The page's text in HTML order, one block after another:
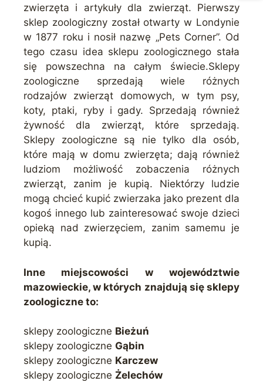
zwierzęta i artykuły dla zwierząt. Pierwszy
sklep zoologiczny został otwarty w Londynie
w 1877 roku i nosił nazwę „Pets Corner”. Od
tego czasu idea sklepu zoologicznego stała
się powszechna na całym świecie.Sklepy
zoologiczne sprzedają wiele różnych
rodzajów zwierząt domowych, w tym psy,
koty, ptaki, ryby i gady. Sprzedają również
żywność dla zwierząt, które sprzedają.
Sklepy zoologiczne są nie tylko dla osób,
które mają w domu zwierzęta; dają również
ludziom możliwość zobaczenia różnych
zwierząt, zanim je kupią. Niektórzy ludzie
mogą chcieć kupić zwierzaka jako prezent dla
kogoś innego lub zainteresować swoje dzieci
opieką nad zwierzęciem, zanim samemu je
kupią.
Inne miejscowości w województwie
mazowieckie, w których znajdują się sklepy
zoologiczne to:
sklepy zoologiczne Bieżuń
sklepy zoologiczne Gąbin
sklepy zoologiczne Karczew
sklepy zoologiczne Żelechów